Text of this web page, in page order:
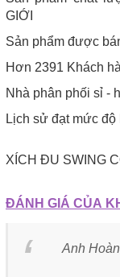
GIỚI
Sản phẩm được
Hơn 2391 Khách
Nhà phân phối sỉ -
Lịch sử đạt mức
XÍCH ĐU SWING
ĐÁNH GIÁ CỦA
Anh